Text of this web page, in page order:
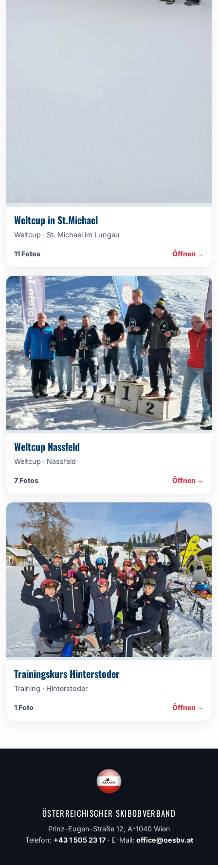
Weltcup in St.Michael
Weltcup · St. Michael im Lungau
11 Fotos Öffnen →
Weltcup Nassfeld
Weltcup · Nassfeld
7 Fotos Öffnen →
Trainingskurs Hinterstoder
Training · Hinterstoder
1 Foto Öffnen →
ÖSTERREICHISCHER SKIBOBVERBAND
Prinz-Eugen-Straße 12, A-1040 Wien
Telefon: +43 1 505 23 17· E-Mail: office@oesbv.at